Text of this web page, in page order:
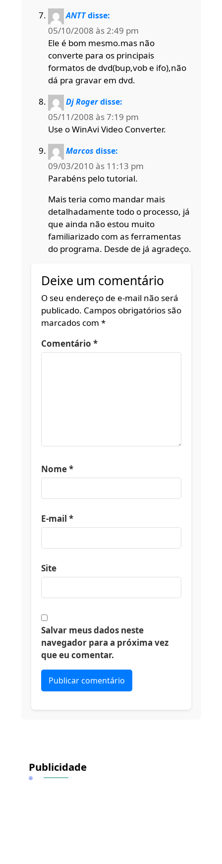
ANTT disse:
05/10/2008 às 2:49 pm
Ele é bom mesmo.mas não
converte para os principais
formatos de dvd(bup,vob e ifo),não
dá pra gravar em dvd.
Dj Roger disse:
05/11/2008 às 7:19 pm
Use o WinAvi Video Converter.
Marcos disse:
09/03/2010 às 11:13 pm
Parabéns pelo tutorial.
Mais teria como mandar mais
detalhadamente todo o processo, já
que ainda não estou muito
familiarizado com as ferramentas
do programa. Desde de já agradeço.
Deixe um comentário
O seu endereço de e-mail não será
publicado. Campos obrigatórios são
marcados com *
Comentário *
Nome*
E-mail *
Site
Salvar meus dados neste
navegador para a próxima vez
que eu comentar.
Publicidade